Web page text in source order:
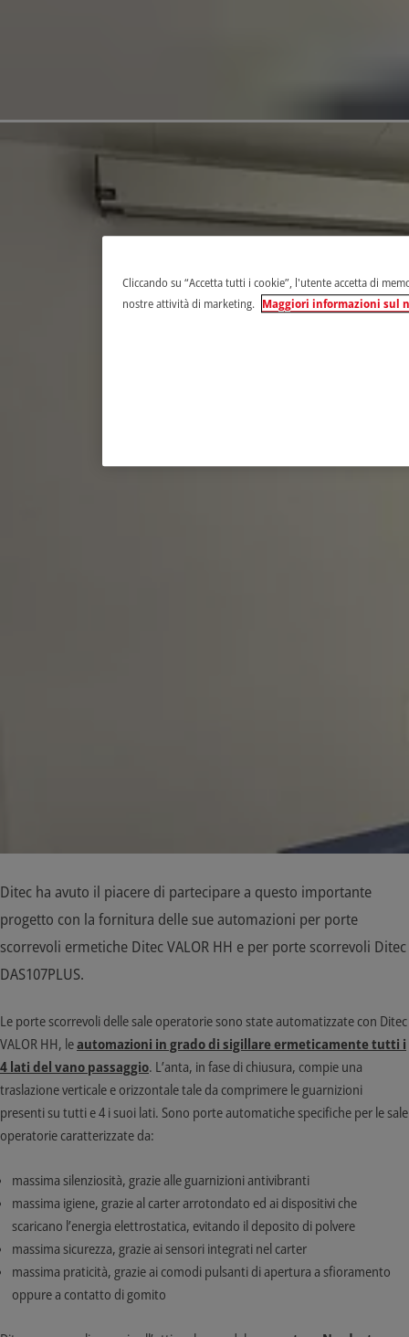
Ditec ha avuto il piacere di partecipare a questo importante
progetto con la fornitura delle sue automazioni per porte
scorrevoli ermetiche Ditec VALOR HH e per porte scorrevoli Ditec
DAS107PLUS.
Le porte scorrevoli delle sale operatorie sono state automatizzate con Ditec
VALOR HH, leautomazioni in grado di sigillare ermeticamente tutti i
4 lati del vano passaggio. L’anta, in fase di chiusura, compie una
traslazione verticale e orizzontale tale da comprimere le guarnizioni
presenti su tutti e 4 i suoi lati. Sono porte automatiche specifiche per le sale
operatorie caratterizzate da:
massima silenziosità, grazie alle guarnizioni antivibranti
massima igiene, grazie al carter arrotondato ed ai dispositivi che
scaricano l’energia elettrostatica, evitando il deposito di polvere
massima sicurezza, grazie ai sensori integrati nel carter
massima praticità, grazie ai comodi pulsanti di apertura a sfioramento
oppure a contatto di gomito
Cliccando su “Accetta tutti i cookie”, l'utente accetta di
nostre attività di marketing. Maggiori informazioni sul